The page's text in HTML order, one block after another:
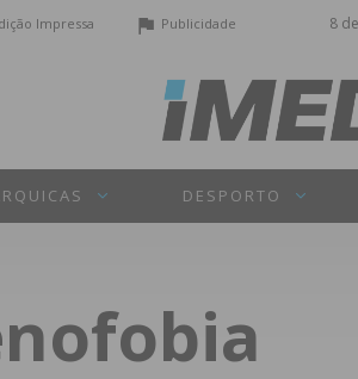
8
Impressa Publicidade
DESPORTO